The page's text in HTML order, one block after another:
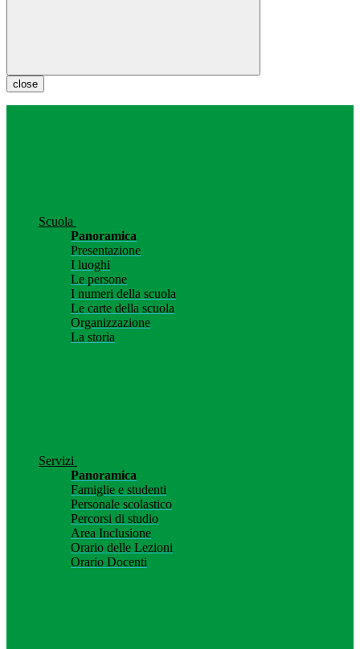
close
Scuola
Panoramica
Presentazione
I luoghi
Le persone
I numeri della scuola
Le carte della scuola
Organizzazione
La storia
Servizi
Panoramica
Famiglie e studenti
Personale scolastico
Percorsi di studio
Area Inclusione
Orario delle Lezioni
Orario Docenti